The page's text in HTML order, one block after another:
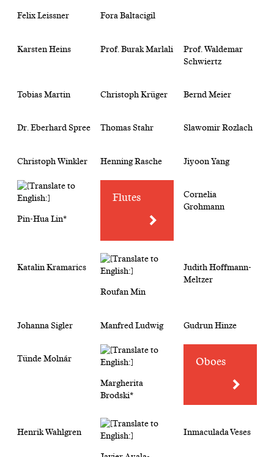
Felix Leissner Fora Baltacigil
Karsten Heins Prof. Burak Marlali
Prof. Waldemar
Schwiertz
Tobias Martin Christoph Krüger Bernd Meier
Dr. Eberhard Spree Thomas Stahr Slawomir Rozlach
Christoph Winkler Henning Rasche Jiyoon Yang
Pin-Hua Lin*
Flutes
Cornelia
Grohmann
Katalin Kramarics
Roufan Min
Judith Hoffmann-
Meltzer
Johanna Sigler Manfred Ludwig Gudrun Hinze
Tünde Molnár
Margherita
Brodski*
Oboes
Henrik Wahlgren Inmaculada Veses